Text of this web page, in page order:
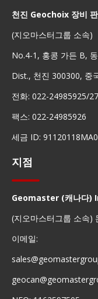
천진 Geochoix 장비
(지오마스터그룹 소속)
No.4-1, 홍콩 가든 B,
Dist., 천진 300300, 중
전화: 022-24985925/
팩스: 022-24985926
세금 ID:
지점
Geomaster (캐나다)
(지오마스터그룹 소속)
이메일: